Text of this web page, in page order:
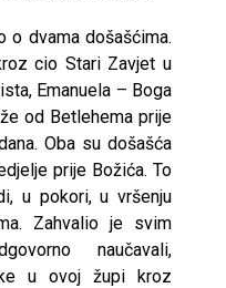
o dvama došašćima.
cio Stari Zavjet u
Emanuela – Boga
od Betlehema prije
Oba su došašća
prije Božića. To
u pokori, u vršenju
Zahvalio je svim
naučavali,
u ovoj župi kroz